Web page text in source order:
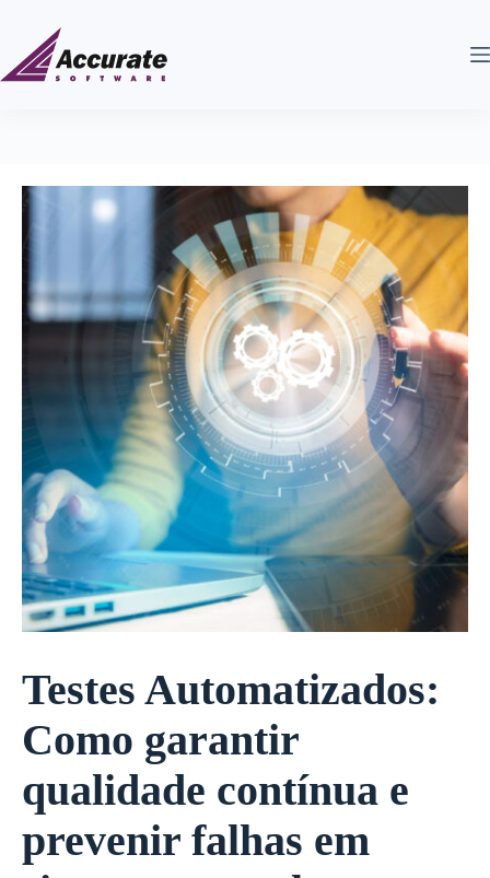
Testes Automatizados:
Como garantir
qualidade contínua e
prevenir falhas em